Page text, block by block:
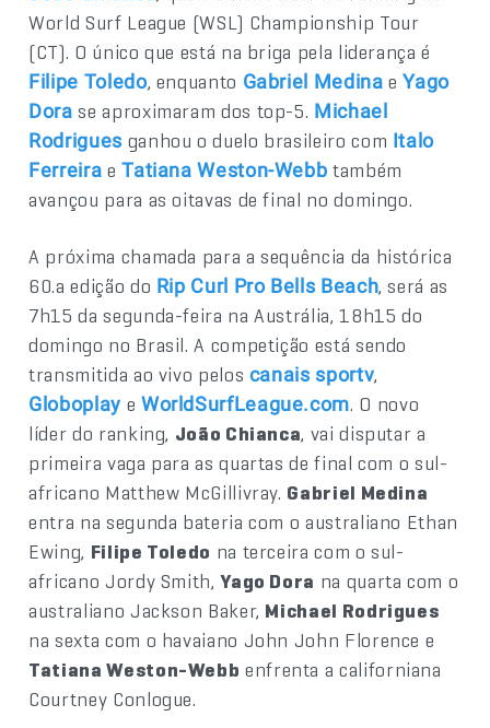
World Surf League (WSL) Championship Tour
(CT). O único que está na briga pela liderança é
Filipe Toledo, enquanto Gabriel Medina eYago
Dora se aproximaram dos top-5. Michael
Rodrigues ganhou o duelo brasileiro com Italo
Ferreira eTatiana Weston-Webb também
avançou para as oitavas de final no domingo.
A próxima chamada para a sequência da histórica
60.a edição do Rip Curl Pro Bells Beach, será as
7h15 da segunda-feira na Austrália, 18h15 do
domingo no Brasil. A competição está sendo
transmitida ao vivo pelos canais sportv,
Globoplay e WorldSurfLeague.com. O novo
líder do ranking, João Chianca, vai disputar a
primeira vaga para as quartas de final com o sul-
africano Matthew McGillivray. Gabriel Medina
entra na segunda bateria com o australiano Ethan
Ewing, Filipe Toledo na terceira com o sul-
africano Jordy Smith,Yago Dora na quarta com o
australiano Jackson Baker, Michael Rodrigues
na sexta com o havaiano John John Florence e
Tatiana Weston-Webb enfrenta a californiana
Courtney Conlogue.